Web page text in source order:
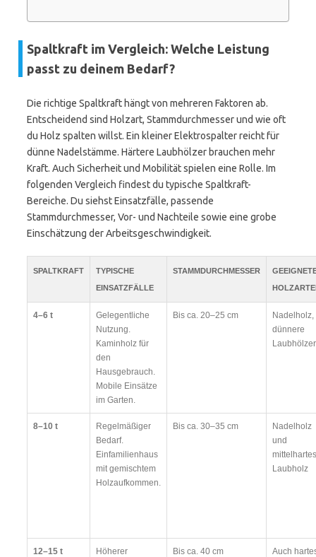
Spaltkraft im Vergleich: Welche Leistung
passt zu deinem Bedarf?
Die richtige Spaltkraft hängt von mehreren Faktoren ab.
Entscheidend sind Holzart, Stammdurchmesser und wie oft
du Holz spalten willst. Ein kleiner Elektrospalter reicht für
dünne Nadelstämme. Härtere Laubhölzer brauchen mehr
Kraft. Auch Sicherheit und Mobilität spielen eine Rolle. Im
folgenden Vergleich findest du typische Spaltkraft-
Bereiche. Du siehst Einsatzfälle, passende
Stammdurchmesser, Vor- und Nachteile sowie eine grobe
Einschätzung der Arbeitsgeschwindigkeit.
SPALTKRAFT
TYPISCHE
EINSATZFÄLLE
STAMMDURCHMESSER
4–6 t
Gelegentliche
Nutzung.
Kaminholz für
den
Hausgebrauch.
Mobile Einsätze
im Garten.
Bis ca. 20–25 cm
Nadelholz,
dünnere
Laubhölzer
8–10 t
Regelmäßiger
Bedarf.
Einfamilienhaus
mit gemischtem
Holzaufkommen.
Bis ca. 30–35 cm
Nadelholz
und
mittelhartes
Laubholz
12–15 t
Höherer
Bis ca. 40 cm
Auch